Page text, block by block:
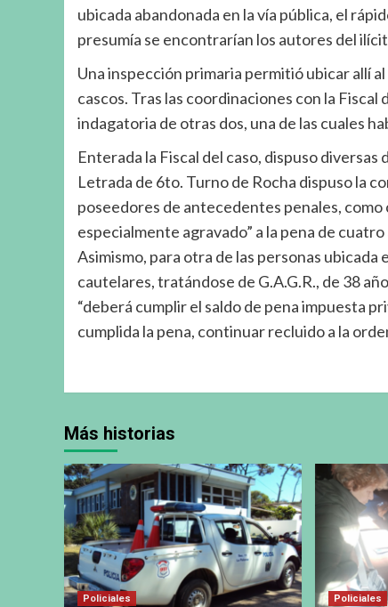
ubicada abandonada en la vía pública, el
presumía se encontrarían los autores del
Una inspección primaria permitió ubicar allí
cascos. Tras las coordinaciones con la
indagatoria de otras dos, una de las cuales
Enterada la Fiscal del caso, dispuso
Letrada de 6to. Turno de Rocha dispuso la
poseedores de antecedentes penales,
especialmente agravado” a la pena de
Asimismo, para otra de las personas
cautelares, tratándose de G.A.G.R., de 38
“deberá cumplir el saldo de pena impuesta
cumplida la pena, continuar recluido a la
Más historias
Policiales Policiales